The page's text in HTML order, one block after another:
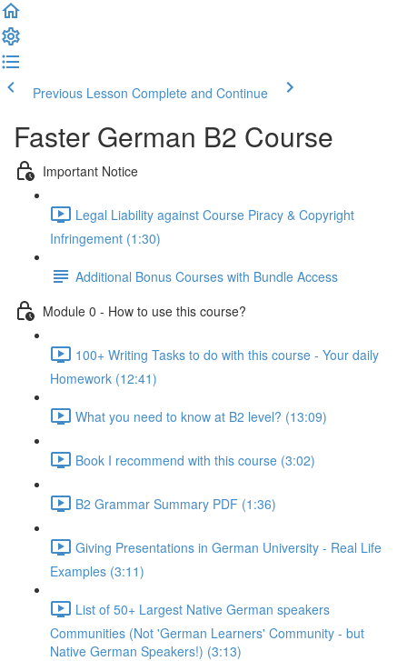
Previous Lesson Complete and Continue
Faster German B2 Course
Important Notice
Legal Liability against Course Piracy & Copyright
Infringement (1:30)
Additional Bonus Courses with Bundle Access
Module 0 - How to use this course?
100+ Writing Tasks to do with this course - Your daily
Homework (12:41)
What you need to know at B2 level? (13:09)
Book I recommend with this course (3:02)
B2 Grammar Summary PDF (1:36)
Giving Presentations in German University - Real Life
Examples (3:11)
List of 50+ Largest Native German speakers
Communities (Not 'German Learners' Community - but
Native German Speakers!) (3:13)